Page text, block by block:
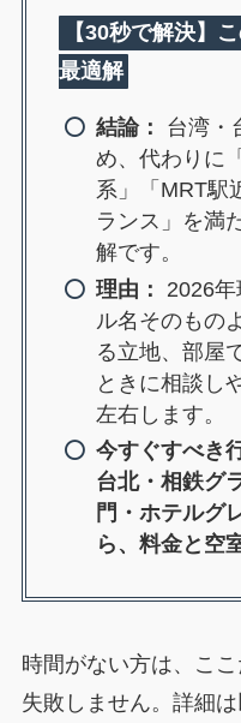
【30秒で解決】
最適解
結論：
台湾・
め、代わりに
系」「MRT駅
ランス」を満
解です。
理由：
2026
ル名そのもの
る立地、部屋
ときに相談し
左右します。
今すぐすべき
台北・相鉄グ
門・ホテルグ
ら、料金と空
時間がない方は、こ
失敗しません。詳細